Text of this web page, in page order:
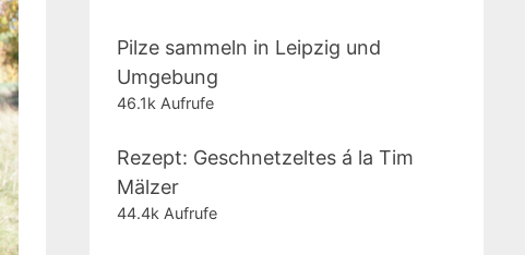
Pilze sammeln in Leipzig und
Umgebung
46.1k Aufrufe
Rezept: Geschnetzeltes á la Tim
Mälzer
44.4k Aufrufe